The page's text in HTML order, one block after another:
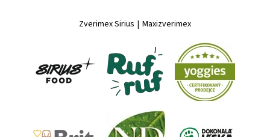
Zverimex Sirius | Maxizverimex